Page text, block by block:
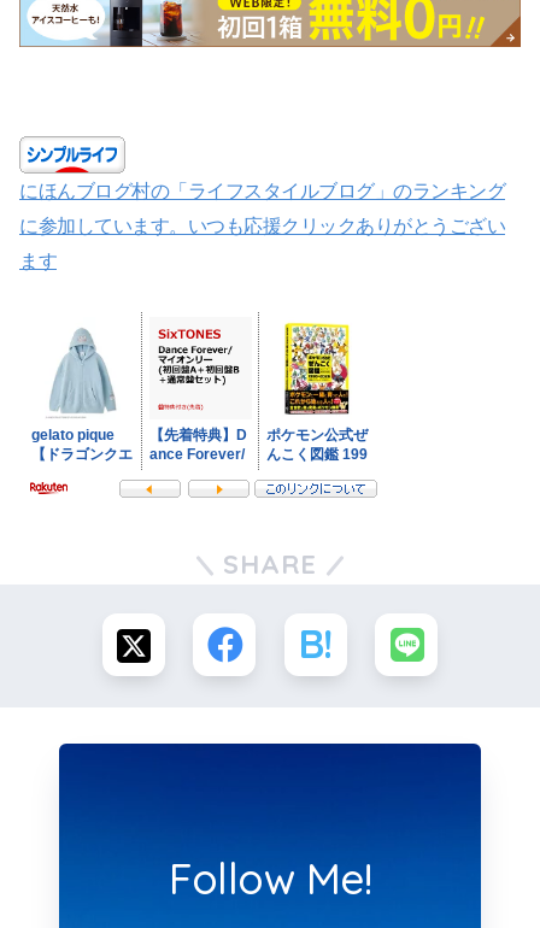
にほんブログ村の「ライフスタイルブログ」のランキング
に参加しています。いつも応援クリックありがとうござい
ます
SHARE
Follow Me!